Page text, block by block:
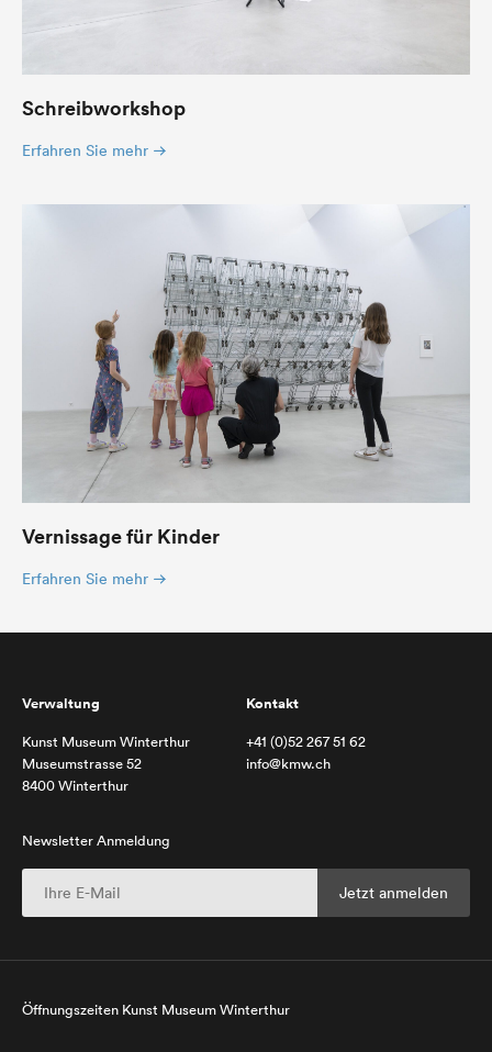
Schreibworkshop
Erfahren Sie mehr
Vernissage für Kinder
Erfahren Sie mehr
Verwaltung
Kunst Museum Winterthur
Museumstrasse 52
8400 Winterthur
Kontakt
+41 (0)52 267 51 62
info@kmw.ch
Newsletter Anmeldung
Öffnungszeiten Kunst Museum Winterthur